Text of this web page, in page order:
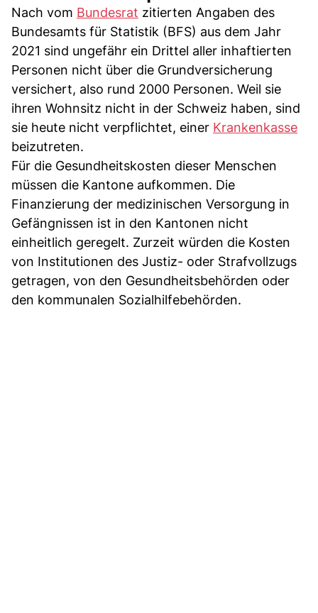
Nach vom Bundesrat zitierten Angaben des
Bundesamts für Statistik (BFS) aus dem Jahr
2021 sind ungefähr ein Drittel aller inhaftierten
Personen nicht über die Grundversicherung
versichert, also rund 2000 Personen. Weil sie
ihren Wohnsitz nicht in der Schweiz haben, sind
sie heute nicht verpflichtet, einer Krankenkasse
beizutreten.
Für die Gesundheitskosten dieser Menschen
müssen die Kantone aufkommen. Die
Finanzierung der medizinischen Versorgung in
Gefängnissen ist in den Kantonen nicht
einheitlich geregelt. Zurzeit würden die Kosten
von Institutionen des Justiz- oder Strafvollzugs
getragen, von den Gesundheitsbehörden oder
den kommunalen Sozialhilfebehörden.